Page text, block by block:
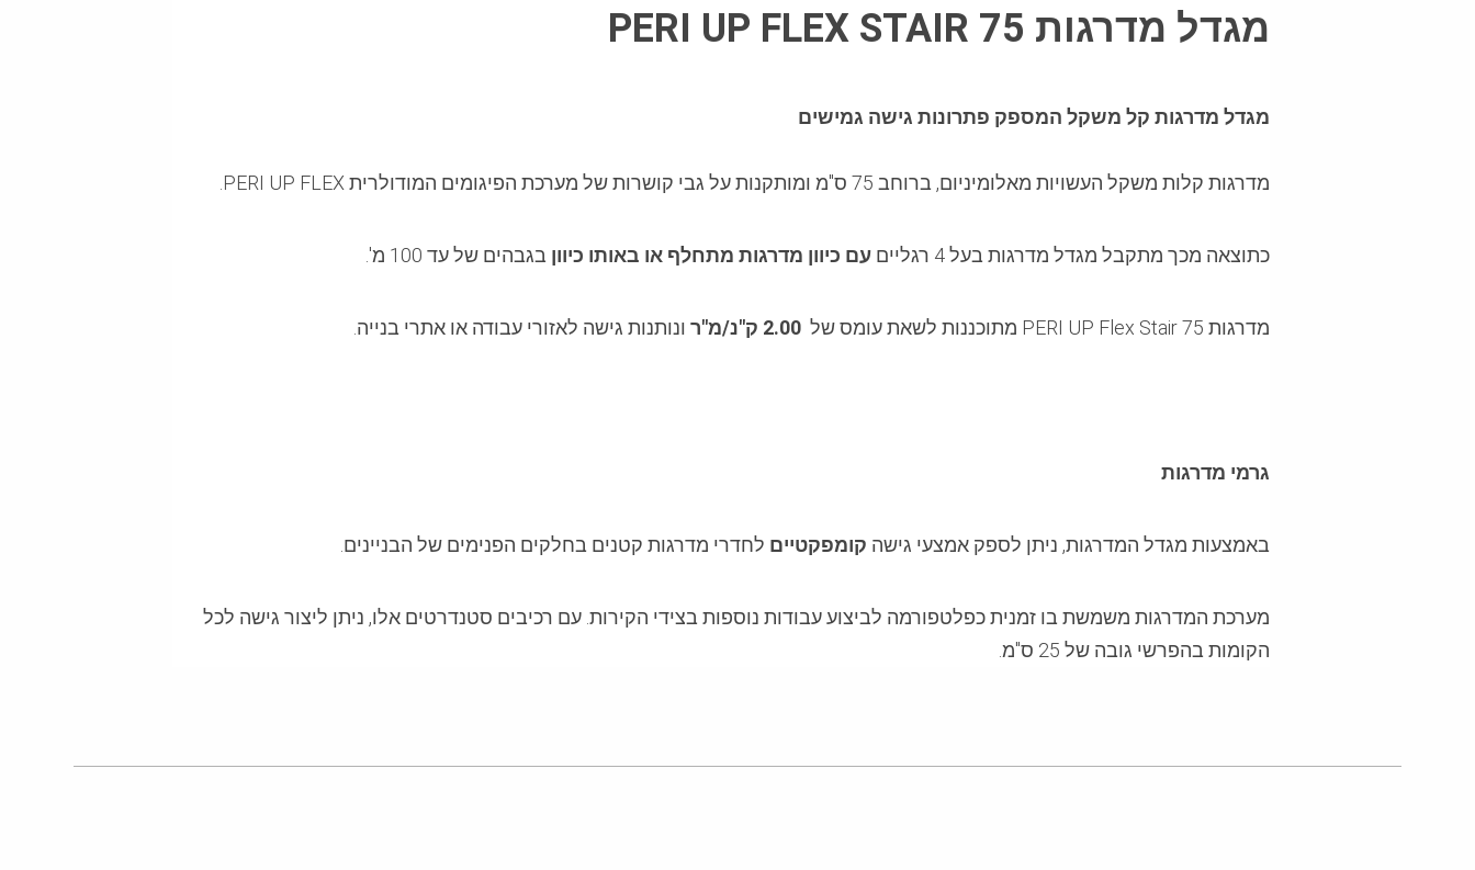
מגדל מדרגות PERI UP FLEX STAIR 75
מגדל מדרגות קל משקל המספק פתרונות גישה גמישים
מדרגות קלות משקל העשויות מאלומיניום, ברוחב 75 ס"מ ומותקנות על גבי קושרות של מערכת הפיגומים המודולרית PERI UP FLEX.
כתוצאה מכך מתקבל מגדל מדרגות בעל 4 רגליים עם כיוון מדרגות מתחלף או באותו כיוון בגבהים של עד 100 מ'.
מדרגות PERI UP Flex Stair 75 מתוכננות לשאת עומס של ונותנות גישה לאזורי עבודה או אתרי בנייה.
גרמי מדרגות
באמצעות מגדל המדרגות, ניתן לספק אמצעי גישה קומפקטיים לחדרי מדרגות קטנים בחלקים הפנימים של הבניינים.
מערכת המדרגות משמשת בו זמנית כפלטפורמה לביצוע עבודות נוספות בצידי הקירות. עם רכיבים סטנדרטים אלו, ניתן ליצור גישה לכל
הקומות בהפרשי גובה של 25 ס"מ.